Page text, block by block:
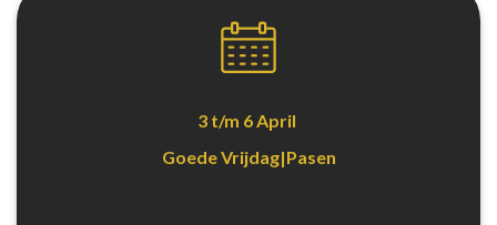
3 t/m 6 April
Goede Vrijdag|Pasen